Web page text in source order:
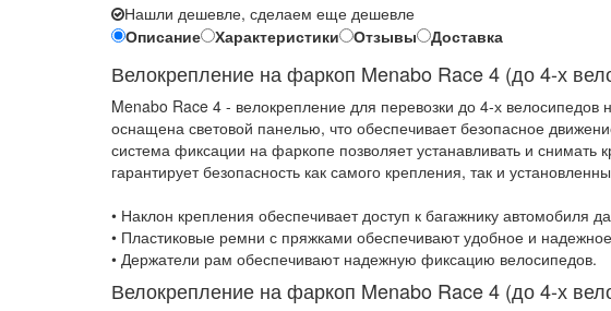
Нашли дешевле, сделаем еще дешевле
Описание
Характеристики Отзывы Доставка
Велокрепление на фаркоп Menabo Race 4 (до 4-х
Menabo Race 4 - велокрепление для перевозки до 4-х
оснащена световой панелью, что обеспечивает безопасное
система фиксации на фаркопе позволяет устанавливать и
гарантирует безопасность как самого крепления, так и
• Наклон крепления обеспечивает доступ к багажнику автомобиля
• Пластиковые ремни с пряжками обеспечивают удобное и
• Держатели рам обеспечивают надежную фиксацию велосипедов.
Велокрепление на фаркоп Menabo Race 4 (до 4-х